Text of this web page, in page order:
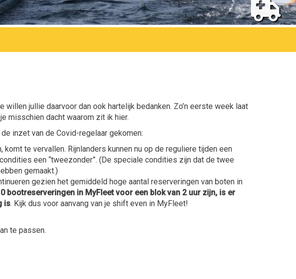
willen jullie daarvoor dan ook hartelijk bedanken. Zo’n eerste week laat
misschien dacht waarom zit ik hier.
inzet van de Covid-regelaar gekomen:
te vervallen. Rijnlanders kunnen nu op de reguliere tijden een
een “tweezonder”. (De speciale condities zijn dat de twee
gemaakt.)
gezien het gemiddeld hoge aantal reserveringen van boten in
bootreserveringen in MyFleet voor een blok van 2 uur zijn, is er
is. Kijk dus voor aanvang van je shift even in MyFleet!
te passen.